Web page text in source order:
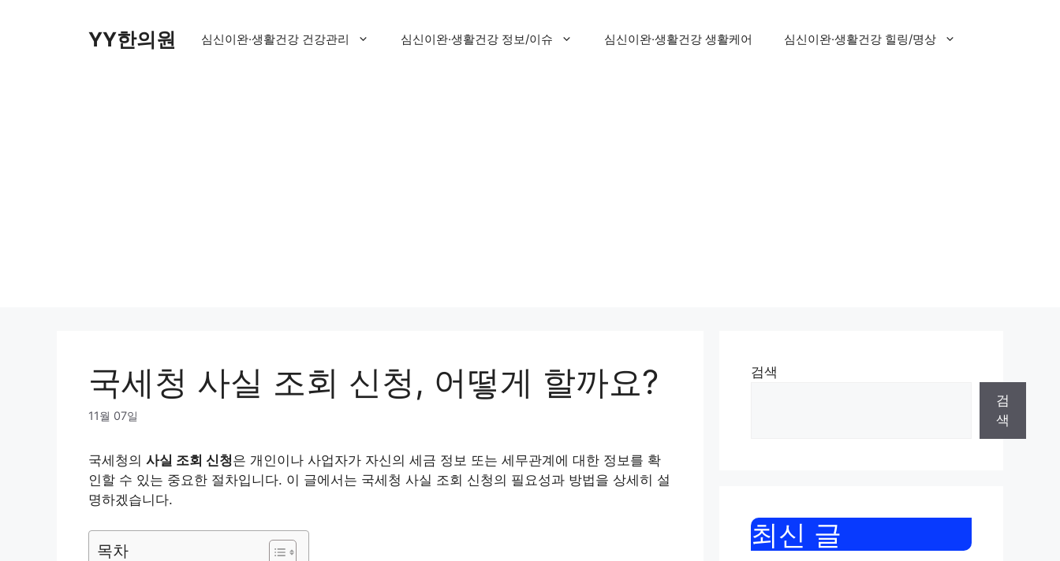
YY한의원 심신이완·생활건강 건강관리 심신이완·생활건강 정보/이슈 심신이완·생활건강 생활케어 심신이완·생활건강 힐링/명상
국세청 사실 조회 신청, 어떻게 할까요?
11월 07일
국세청의 사실 조회 신청은 개인이나 사업자가 자신의 세금 정보 또는 세무관계에 대한 정보를 확
인할 수 있는 중요한 절차입니다. 이 글에서는 국세청 사실 조회 신청의 필요성과 방법을 상세히 설
명하겠습니다.
목차
검색
검
색
최신 글